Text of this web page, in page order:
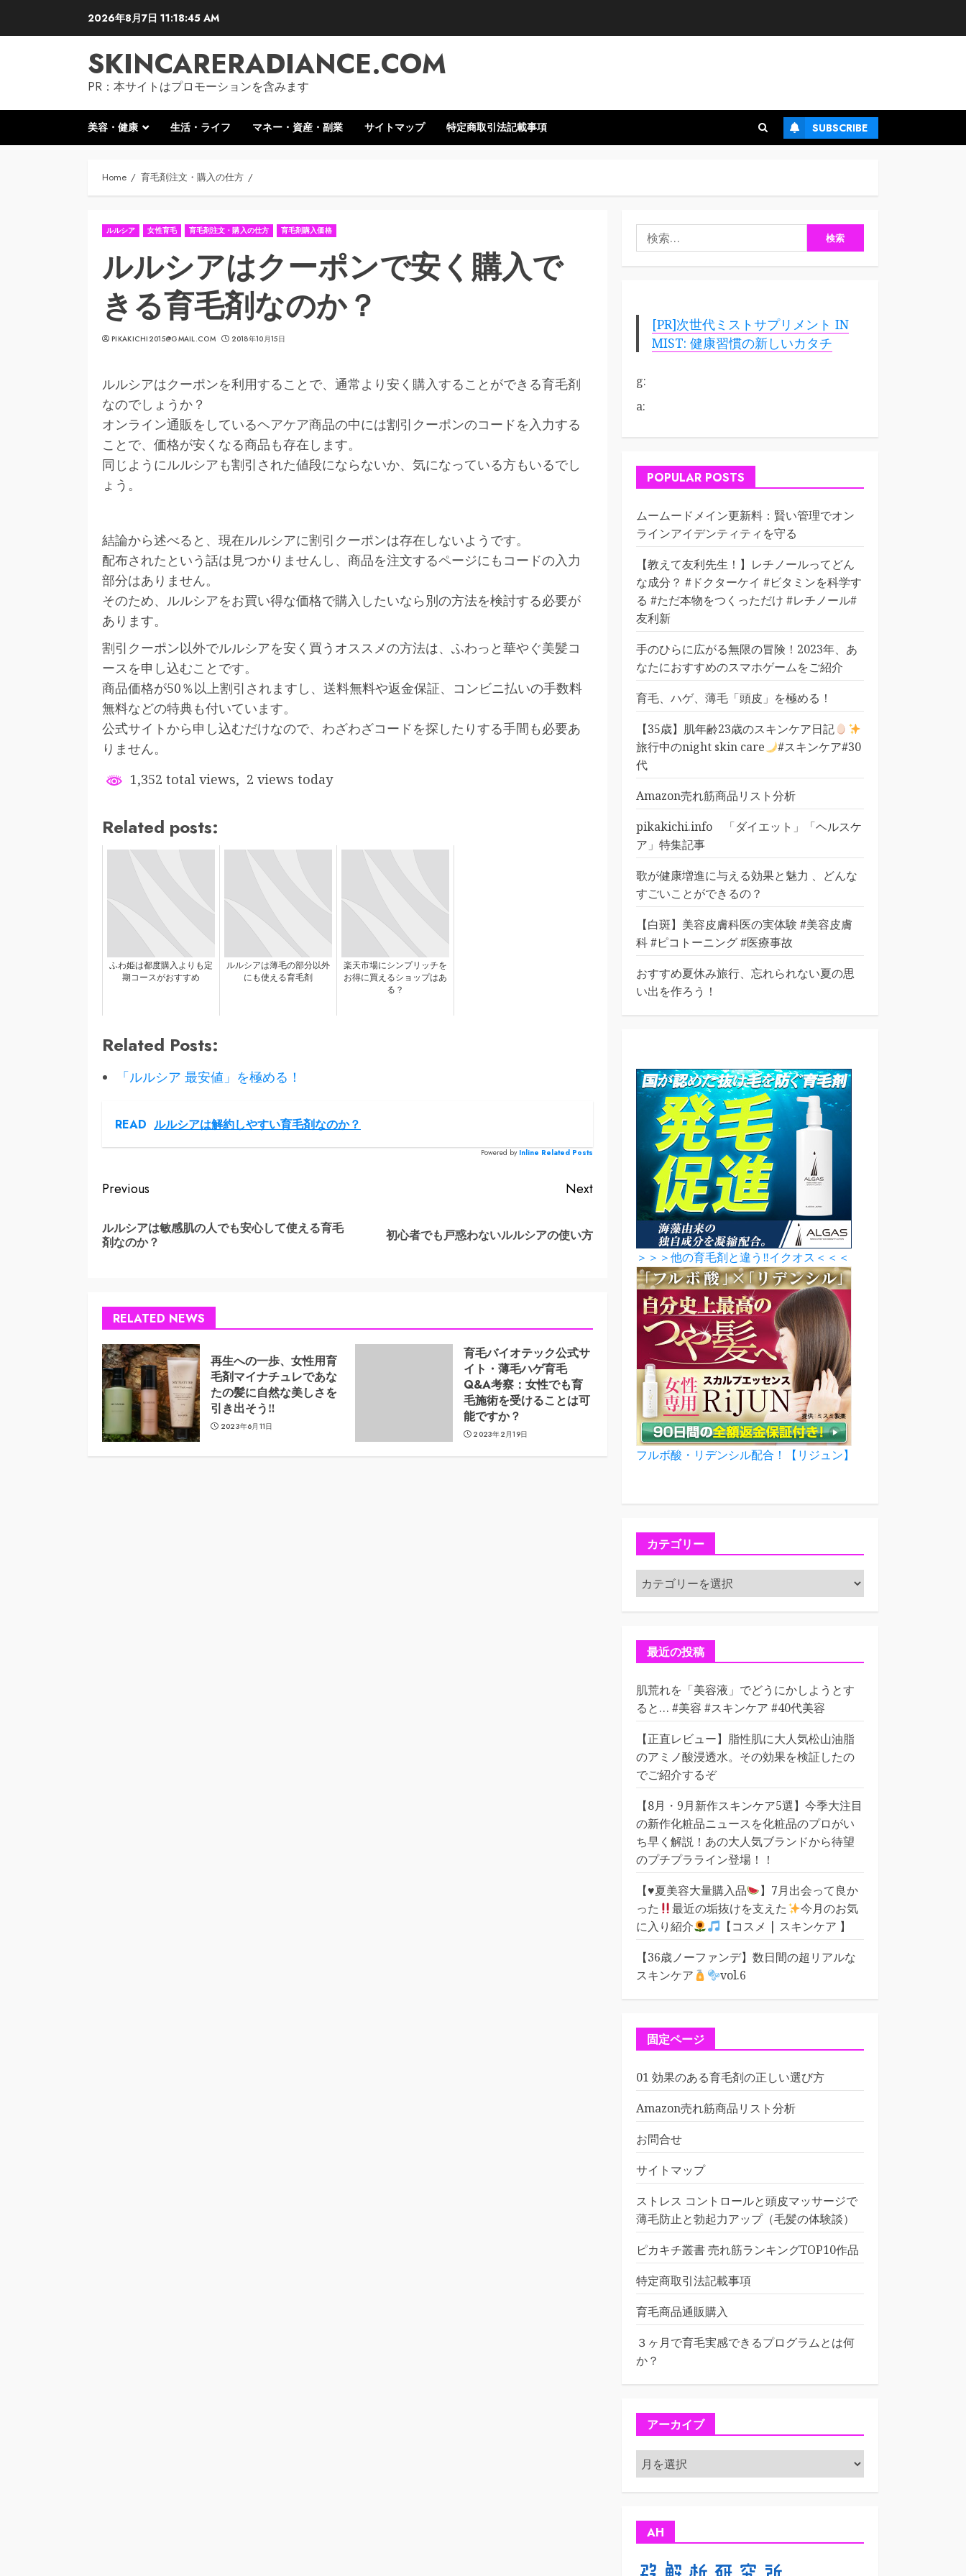
2026年8月7日 11:18:46 AM
SKINCARERADIANCE.COM
PR：本サイトはプロモーションを含みます
美容・健康 生活・ライフ マネー・資産・副業 サイトマップ 特定商取引法記載事項 SUBSCRIBE
Home 育毛剤注文・購入の仕方
ルルシア 女性育毛 育毛剤注文・購入の仕方 育毛剤購入価格
ルルシアはクーポンで安く購入で
きる育毛剤なのか？
PIKAKICHI2015@GMAIL.COM 2018年10月15日
ルルシアはクーポンを利用することで、通常より安く購入することができる育毛剤
なのでしょうか？
オンライン通販をしているヘアケア商品の中には割引クーポンのコードを入力する
ことで、価格が安くなる商品も存在します。
同じようにルルシアも割引された値段にならないか、気になっている方もいるでし
ょう。
結論から述べると、現在ルルシアに割引クーポンは存在しないようです。
配布されたという話は見つかりませんし、商品を注文するページにもコードの入力
部分はありません。
そのため、ルルシアをお買い得な価格で購入したいなら別の方法を検討する必要が
あります。
割引クーポン以外でルルシアを安く買うオススメの方法は、ふわっと華やぐ美髪コ
ースを申し込むことです。
商品価格が50％以上割引されますし、送料無料や返金保証、コンビニ払いの手数料
無料などの特典も付いています。
公式サイトから申し込むだけなので、わざわざコードを探したりする手間も必要あ
りません。
1,352 total views, 2 views today
Related posts:
ふわ姫は都度購入よりも定
期コースがおすすめ
ルルシアは薄毛の部分以外
にも使える育毛剤
楽天市場にシンプリッチを
お得に買えるショップはあ
る？
Related Posts:
「ルルシア 最安値」を極める！
READ ルルシアは解約しやすい育毛剤なのか？
Powered by Inline Related Posts
Continue
Reading
Previous
Previous
ルルシアは敏感肌の人でも安心して使える育毛
剤なのか？
Next
初心者でも戸惑わないルルシアの使い方
RELATED NEWS
再生への一歩、女性用育
毛剤マイナチュレであな
たの髪に自然な美しさを
引き出そう‼
2023年6月11日
育毛バイオテック公式サ
イト・薄毛ハゲ育毛
Q&A考察：女性でも育
毛施術を受けることは可
能ですか？
2023年2月19日
検
索:
[PR]次世代ミストサプリメント IN
MIST: 健康習慣の新しいカタチ
g:
a:
POPULAR POSTS
ムームードメイン更新料：賢い管理でオン
ラインアイデンティティを守る
【教えて友利先生！】レチノールってどん
な成分？ #ドクターケイ #ビタミンを科学す
る #ただ本物をつくっただけ #レチノール#
友利新
手のひらに広がる無限の冒険！2023年、あ
なたにおすすめのスマホゲームをご紹介
育毛、ハゲ、薄毛「頭皮」を極める！
【35歳】肌年齢23歳のスキンケア日記
旅行中のnight skin care
#スキンケア#30
代
Amazon売れ筋商品リスト分析
pikakichi.info 「ダイエット」「ヘルスケ
ア」特集記事
歌が健康増進に与える効果と魅力 、どんな
すごいことができるの？
【白斑】美容皮膚科医の実体験 #美容皮膚
科 #ピコトーニング #医療事故
おすすめ夏休み旅行、忘れられない夏の思
い出を作ろう！
＞＞＞他の育毛剤と違う‼イクオス＜＜＜
フルボ酸・リデンシル配合！【リジュン】
カテゴリー
カ
テ
ゴ
ー最近の投稿
肌荒れを「美容液」でどうにかしようとす
ると… #美容 #スキンケア #40代美容
【正直レビュー】脂性肌に大人気松山油脂
のアミノ酸浸透水。その効果を検証したの
でご紹介するぞ
【8月・9月新作スキンケア5選】今季大注目
の新作化粧品ニュースを化粧品のプロがい
ち早く解説！あの大人気ブランドから待望
のプチプラライン登場！！
【♥️夏美容大量購入品
】7月出会って良か
った
最近の垢抜けを支えた
今月のお気
に入り紹介
【コスメ | スキンケア 】
【36歳ノーファンデ】数日間の超リアルな
スキンケア
vol.6
固定ページ
01 効果のある育毛剤の正しい選び方
Amazon売れ筋商品リスト分析
お問合せ
サイトマップ
ストレス コントロールと頭皮マッサージで
薄毛防止と勃起力アップ（毛髪の体験談）
ピカキチ叢書 売れ筋ランキングTOP10作品
特定商取引法記載事項
育毛商品通販購入
３ヶ月で育毛実感できるプログラムとは何
か？
アーカイブ
ア
ー
カ
AH